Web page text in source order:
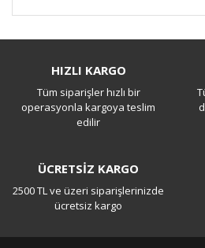
Yorum Yaz
HIZLI KARGO
Tüm siparişler hızlı bir
operasyonla kargoya teslim
edilir
ÜCRETSİZ KARGO
2500 TL ve üzeri siparişlerinizde
ücretsiz kargo